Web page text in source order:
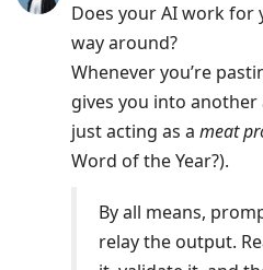
conversationDoes your AI work
way around?
Whenever you’re
gives you into another
just acting as a meat
Word of the Year?).
By all means,
relay the output.